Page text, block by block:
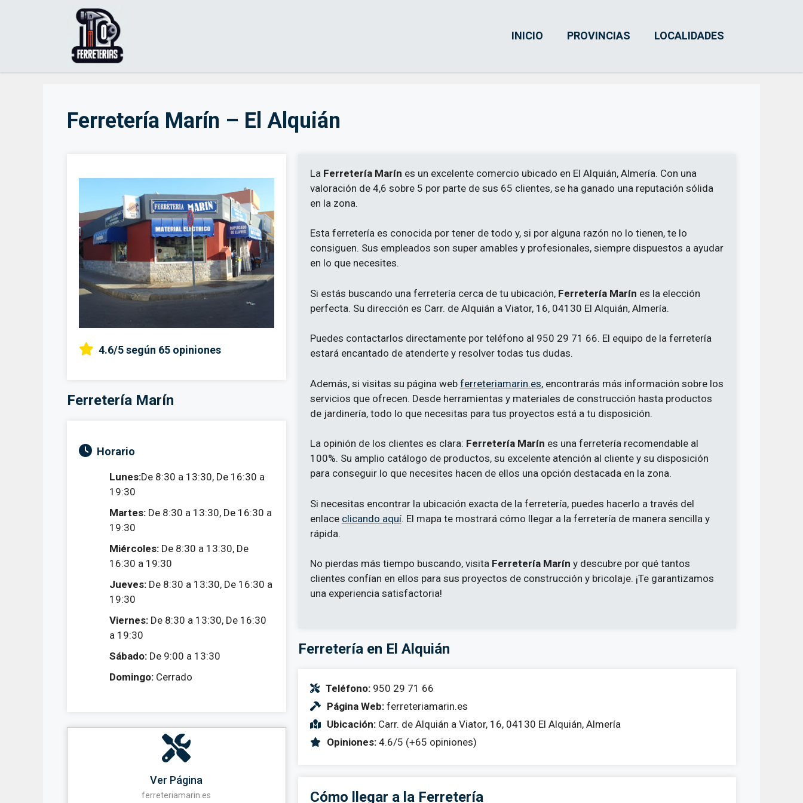
INICIO PROVINCIAS LOCALIDADES
Ferretería Marín – El Alquián
4.6/5según 65 opiniones
Ferretería Marín
Horario
Lunes:De 8:30 a 13:30, De 16:30 a
19:30
Martes: De 8:30 a 13:30, De 16:30 a
19:30
Miércoles: De 8:30 a 13:30, De
16:30 a 19:30
Jueves: De 8:30 a 13:30, De 16:30 a
19:30
Viernes: De 8:30 a 13:30, De 16:30
a 19:30
Sábado: De 9:00 a 13:30
Domingo: Cerrado
Ver Página
ferreteriamarin.es
La Ferretería Marín es un excelente comercio ubicado en El Alquián, Almería. Con una
valoración de 4,6 sobre 5 por parte de sus 65 clientes, se ha ganado una reputación sólida
en la zona.
Esta ferretería es conocida por tener de todo y, si por alguna razón no lo tienen, te lo
consiguen. Sus empleados son super amables y profesionales, siempre dispuestos a ayudar
en lo que necesites.
Si estás buscando una ferretería cerca de tu ubicación, Ferretería Marín es la elección
perfecta. Su dirección es Carr. de Alquián a Viator, 16, 04130 El Alquián, Almería.
Puedes contactarlos directamente por teléfono al 950 29 71 66. El equipo de la ferretería
estará encantado de atenderte y resolver todas tus dudas.
Además, si visitas su página web ferreteriamarin.es, encontrarás más información sobre los
servicios que ofrecen. Desde herramientas y materiales de construcción hasta productos
de jardinería, todo lo que necesitas para tus proyectos está a tu disposición.
La opinión de los clientes es clara: Ferretería Marín es una ferretería recomendable al
100%. Su amplio catálogo de productos, su excelente atención al cliente y su disposición
para conseguir lo que necesites hacen de ellos una opción destacada en la zona.
Si necesitas encontrar la ubicación exacta de la ferretería, puedes hacerlo a través del
enlace clicando aquí. El mapa te mostrará cómo llegar a la ferretería de manera sencilla y
rápida.
No pierdas más tiempo buscando, visita Ferretería Marín y descubre por qué tantos
clientes confían en ellos para sus proyectos de construcción y bricolaje. ¡Te garantizamos
una experiencia satisfactoria!
Ferretería en El Alquián
Teléfono:950 29 71 66
Página Web:ferreteriamarin.es
Ubicación:Carr. de Alquián a Viator, 16, 04130 El Alquián, Almería
Opiniones:4.6/5 (+65 opiniones)
Cómo llegar a la Ferretería